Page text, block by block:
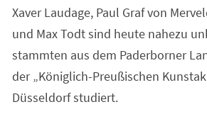
Xaver Laudage, Paul Graf von
und Max Todt sind heute nahezu
stammten aus dem Paderborner
der „Königlich-Preußischen
Düsseldorf studiert.